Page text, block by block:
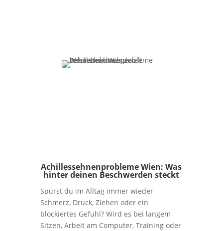
Achillessehnenprobleme Wien: Was
hinter deinen Beschwerden steckt
Spürst du im Alltag immer wieder
Schmerz, Druck, Ziehen oder ein
blockiertes Gefühl? Wird es bei langem
Sitzen, Arbeit am Computer, Training oder